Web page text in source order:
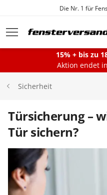
Zum
Balkontüren
Terrassentüren
15% + bis zu
Aktion endet in
Sicherheit
Türsicherung –
Tür sichern?